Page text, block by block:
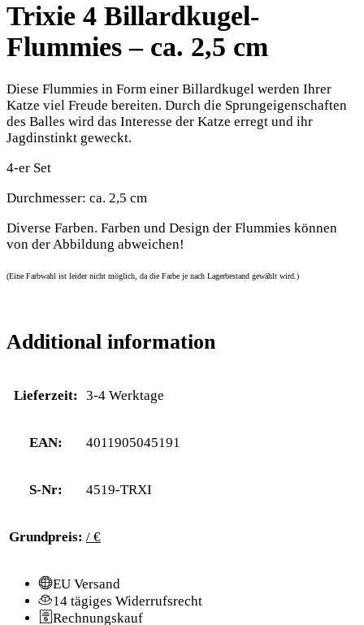
Trixie 4 Billardkugel-
Flummies – ca. 2,5 cm
Diese Flummies in Form einer Billardkugel werden Ihrer
Katze viel Freude bereiten. Durch die Sprungeigenschaften
des Balles wird das Interesse der Katze erregt und ihr
Jagdinstinkt geweckt.
4-er Set
Durchmesser: ca. 2,5 cm
Diverse Farben. Farben und Design der Flummies können
von der Abbildung abweichen!
(Eine Farbwahl ist leider nicht möglich, da die Farbe je nach Lagerbestand gewählt wird.)
Additional information
Lieferzeit: 3-4 Werktage
EAN: 4011905045191
S-Nr: 4519-TRXI
Grundpreis: / €
EU Versand
14 tägiges Widerrufsrecht
Rechnungskauf